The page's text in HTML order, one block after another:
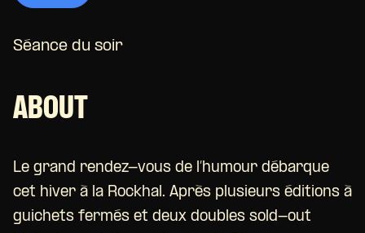
Séance du soir
ABOUT
Le grand rendez-vous de l’humour débarque
cet hiver à la Rockhal. Après plusieurs éditions à
guichets fermés et deux doubles sold-out